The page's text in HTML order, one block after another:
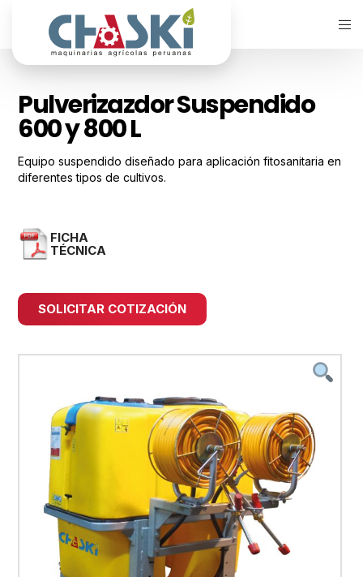
Pulverizazdor Suspendido
600 y 800 L
Equipo suspendido diseñado para aplicación fitosanitaria en
diferentes tipos de cultivos.
FICHA
TÉCNICA
SOLICITAR COTIZACIÓN